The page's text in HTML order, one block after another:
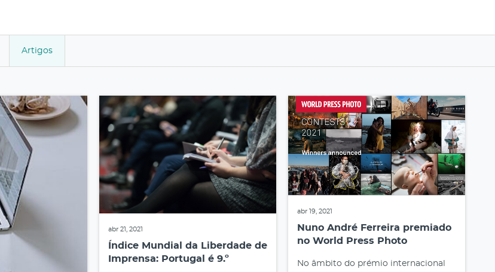
Artigos
abr 21, 2021
Índice Mundial da Liberdade de
Imprensa: Portugal é 9.º
abr 19, 2021
Nuno André Ferreira premiado
no World Press Photo
No âmbito do prémio internacional